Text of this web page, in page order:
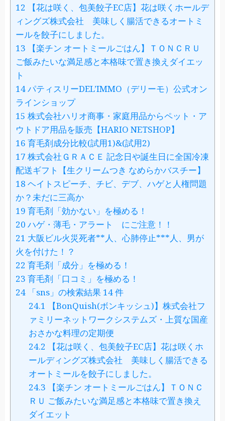
12 【花は咲く、包美餃子EC店】花は咲くホールデ
ィングズ株式会社 美味しく腸活できるオートミ
ールを餃子にしました。
13 【楽チン オートミールごはん】ＴＯＮＣＲＵ
ご飯みたいな満足感と本格味で置き換えダイエッ
ト
14パティスリーDEL’IMMO（デリーモ）公式オン
ラインショップ
15 株式会社ハリオ商事・家庭用品からペット・ア
ウトドア用品を販売【HARIO NETSHOP】
16 育毛剤成分比較(試用1)&(試用2)
17 株式会社ＧＲＡＣＥ 記念日や誕生日に全国冷凍
配送ギフト【生クリームつき なめらかバスチー】
18 ヘイトスピーチ、チビ、デブ、ハゲと人権問題
か？未だに三高か
19 育毛剤「効かない」を極める！
20 ハゲ・薄毛・アラート にご注意！！
21 大阪ビル火災死者**人、心肺停止***人、男が
火を付けた！？
22 育毛剤「成分」を極める！
23 育毛剤「口コミ」を極める！
24 「sns」の検索結果 14 件
24.1 【BonQuish(ボンキッシュ)】株式会社フ
ァミリーネットワークシステムズ・上質な国産
おさかな料理の定期便
24.2 【花は咲く、包美餃子EC店】花は咲くホ
ールディングズ株式会社 美味しく腸活できる
オートミールを餃子にしました。
24.3 【楽チン オートミールごはん】ＴＯＮＣ
ＲＵ ご飯みたいな満足感と本格味で置き換え
ダイエット